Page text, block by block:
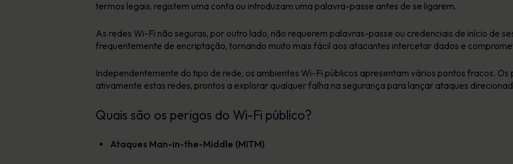
termos legais, registem uma conta ou introduzam uma palavra-passe antes de se ligarem.
As redes Wi-Fi não seguras, por outro lado, não requerem palavras-passe ou credenciais de início de
frequentemente de encriptação, tornando muito mais fácil aos atacantes intercetar dados e
Independentemente do tipo de rede, os ambientes Wi-Fi públicos apresentam vários pontos fracos.
ativamente estas redes, prontos a explorar qualquer falha na segurança para lançar ataques
Quais são os perigos do Wi-Fi público?
Ataques Man-in-the-Middle (MITM)